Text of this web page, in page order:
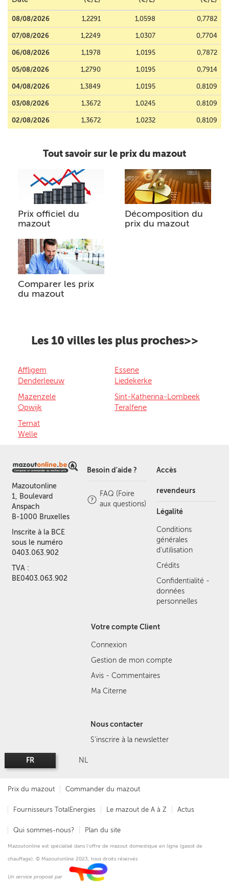
08/08/2026 1,2291 1,0598 0,7782
07/08/2026 1,2249 1,0307 0,7704
06/08/2026 1,1978 1,0195 0,7872
05/08/2026 1,2790 1,0195 0,7914
04/08/2026 1,3849 1,0195 0,8109
03/08/2026 1,3672 1,0245 0,8109
02/08/2026 1,3672 1,0232 0,8109
Tout savoir sur le prix du mazout
Prix officiel du
mazout
Décomposition du
prix du mazout
Comparer les prix
du mazout
Les 10 villes les plus proches>>
Affligem
Denderleeuw
Essene
Liedekerke
Mazenzele
Opwijk
Sint-Katherina-Lombeek
Teralfene
Ternat
Welle
Mazoutonline
1, Boulevard
Anspach
B-1000 Bruxelles
Inscrite à la BCE
sous le numéro
0403.063.902
TVA :
BE0403.063.902
Besoin d'aide ?
FAQ (Foire
aux questions)
Accès
revendeurs
Légalité
Conditions
générales
d'utilisation
Crédits
Confidentialité -
données
personnelles
Votre compte Client
Connexion
Gestion de mon compte
Avis - Commentaires
Ma Citerne
Nous contacter
S'inscrire à la newsletter
FR NL
Prix du mazout Commander du mazout
Fournisseurs TotalEnergies Le mazout de A à Z Actus
Qui sommes-nous? Plan du site
Un service proposé par
Mazoutonline est spécialisé dans l'offre de mazout domestique en ligne (gasoil de
chauffage). © Mazoutonline 2023, tous droits réservés